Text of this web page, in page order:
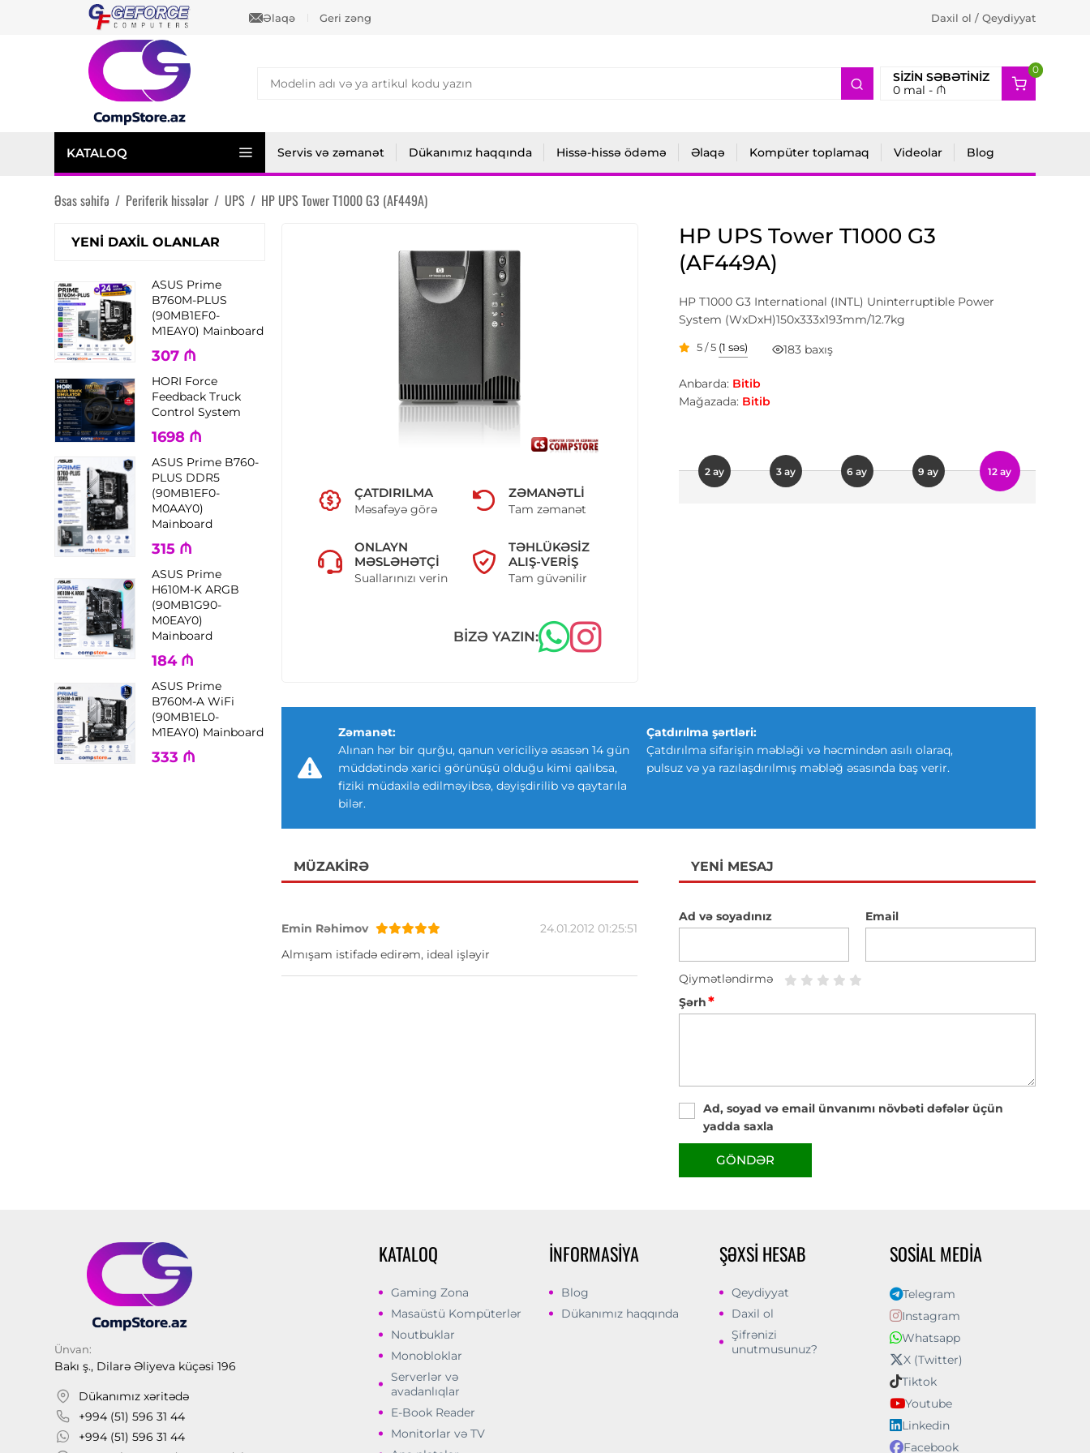
Əlaqə Geri zəng Daxil ol / Qeydiyyat
SIZIN SƏBƏTINIZ
0mal - ₼
0
2
KATALOQ Servis və zəmanət Dükanımız haqqında Hissə-hissə ödəmə Əlaqə Kompüter toplamaq Videolar Blog
Əsas səhifə / Periferik hissələr / UPS / HP UPS Tower T1000 G3 (AF449A)
YENI DAXIL OLANLAR
ASUS Prime
B760M-PLUS
(90MB1EF0-
M1EAY0) Mainboard
307 ₼
HORI Force
Feedback Truck
Control System
1698 ₼
ASUS Prime B760-
PLUS DDR5
(90MB1EF0-
M0AAY0)
Mainboard
315 ₼
ASUS Prime
H610M-K ARGB
(90MB1G90-
M0EAY0)
Mainboard
184 ₼
ASUS Prime
B760M-A WiFi
(90MB1EL0-
M1EAY0) Mainboard
333 ₼
ÇATDIRILMA
Məsafəyə görə
ZƏMANƏTLI
Tam zəmanət
ONLAYN
MƏSLƏHƏTÇI
Suallarınızı verin
TƏHLÜKƏSIZ
ALIŞ-VERIŞ
Tam güvənilir
BIZƏ YAZIN:
HP UPS Tower T1000 G3
(AF449A)
HP T1000 G3 International (INTL) Uninterruptible Power
System (WxDxH)150x333x193mm/12.7kg
5 / 5 (1 səs) 183 baxış
Anbarda: Bitib
Mağazada: Bitib
2 ay 3 ay 6 ay 9 ay 12 ay
Zəmanət:
Alınan hər bir qurğu, qanun vericiliyə əsasən 14 gün
müddətində xarici görünüşü olduğu kimi qalıbsa,
fiziki müdaxilə edilməyibsə, dəyişdirilib və qaytarıla
bilər.
Çatdırılma şərtləri:
Çatdırılma sifarişin məbləği və həcmindən asılı olaraq,
pulsuz və ya razılaşdırılmış məbləğ əsasında baş verir.
MÜZAKIRƏ
Emin Rəhimov
24.01.2012 01:25:51
Almışam istifadə edirəm, ideal işləyir
YENI MESAJ
Ad və soyadınız Email
Qiymətləndirmə
Şərh*
Ad, soyad və email ünvanımı növbəti dəfələr üçün
yadda saxla
GÖNDƏR
Ünvan:
Bakı ş., Dilarə Əliyeva küçəsi 196
Dükanımız xəritədə
+994 (51) 596 31 44
+994 (51) 596 31 44
KATALOQ
Gaming Zona
Masaüstü Kompüterlər
Noutbuklar
Monobloklar
Serverlər və
avadanlıqlar
E-Book Reader
Monitorlar və TV
İNFORMASIYA
Blog
Dükanımız haqqında
ŞƏXSI HESAB
Qeydiyyat
Daxil ol
Şifrənizi
unutmusunuz?
SOSIAL MEDIA
Telegram
Instagram
Whatsapp
X (Twitter)
Tiktok
Youtube
Linkedin
Facebook